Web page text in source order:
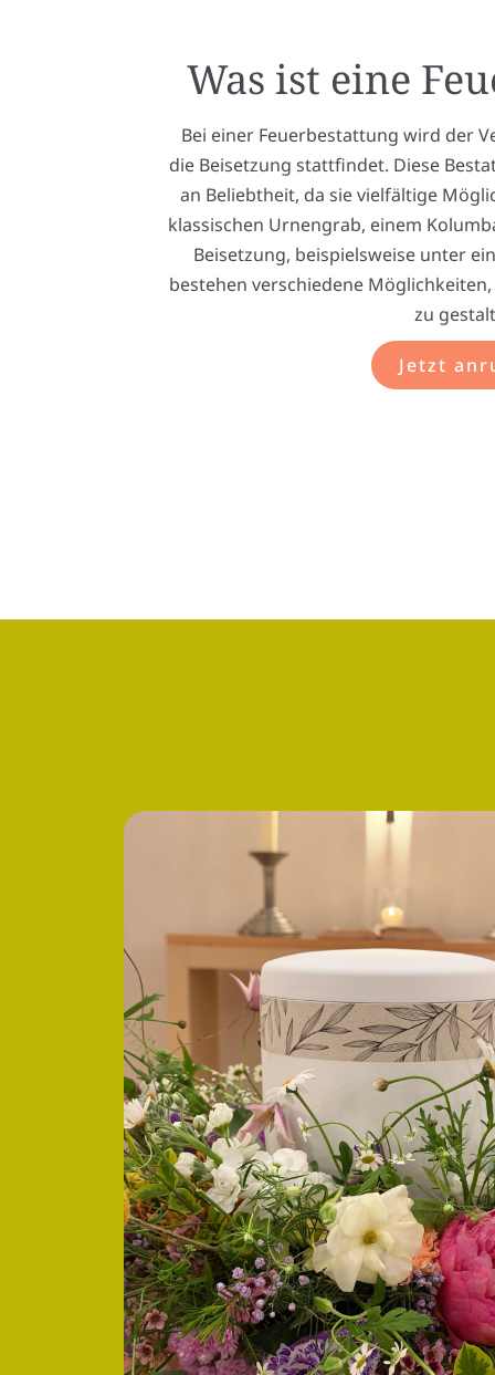
Was ist eine
Bei einer Feuerbestattung wird der
die Beisetzung stattfindet. Diese
an Beliebtheit, da sie vielfältige
klassischen Urnengrab, einem
Beisetzung, beispielsweise unter
bestehen verschiedene
zu
Jetzt